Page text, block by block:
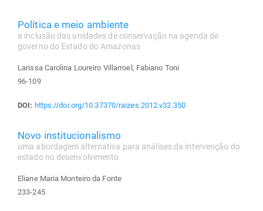
Política e meio ambiente
a inclusão das unidades de conservação na agenda de
governo do Estado do Amazonas
Larissa Carolina Loureiro Villarroel, Fabiano Toni
96-109
DOI: https://doi.org/10.37370/raizes.2012.v32.350
Novo institucionalismo
uma abordagem alternativa para análises da intervenção do
estado no desenvolvimento
Eliane Maria Monteiro da Fonte
233-245